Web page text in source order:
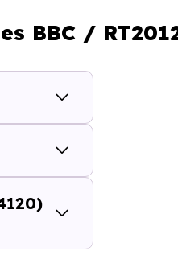
…
à l’échelle
à choisir un programme.
Tous les logements
en matière de
BBC /